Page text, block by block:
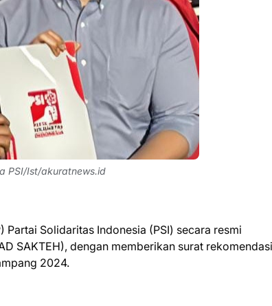
PSI/Ist/akuratnews.id
Partai Solidaritas Indonesia (PSI) secara resmi
SAKTEH), dengan memberikan surat rekomendasi
2024.